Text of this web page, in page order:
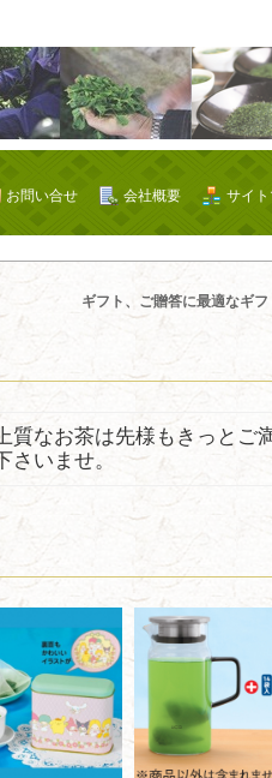
サイ
会社概要
お問い合せ
ギフト、ご贈答に最適なギ
なお茶は先様もきっとご
いませ。